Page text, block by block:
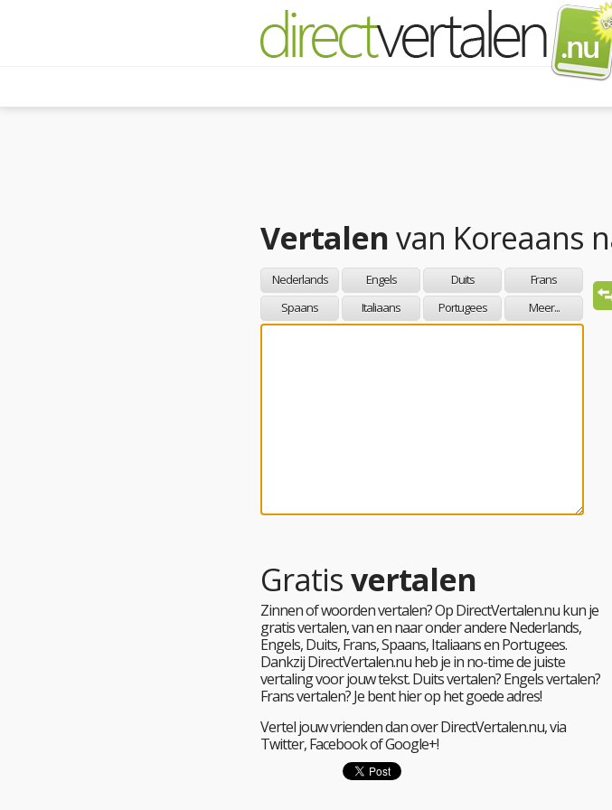
Vertalenvan Koreaans
Nederlands Engels Duits
Frans
Spaans
Italiaans Portugees Meer...
Gratisvertalen
Zinnen of woorden vertalen? Op DirectVertalen.nu kun je
gratis vertalen, van en naar onder andere Nederlands,
Engels, Duits, Frans, Spaans, Italiaans en Portugees.
Dankzij DirectVertalen.nu heb je in no-time de juiste
vertaling voor jouw tekst. Duits vertalen? Engels vertalen?
Frans vertalen? Je bent hier op het goede adres!
Vertel jouw vrienden dan over DirectVertalen.nu, via
Twitter, Facebook of Google+!